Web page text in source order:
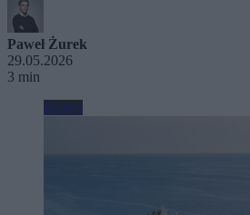
Paweł Żurek
29.05.2026
3 min
Biznes